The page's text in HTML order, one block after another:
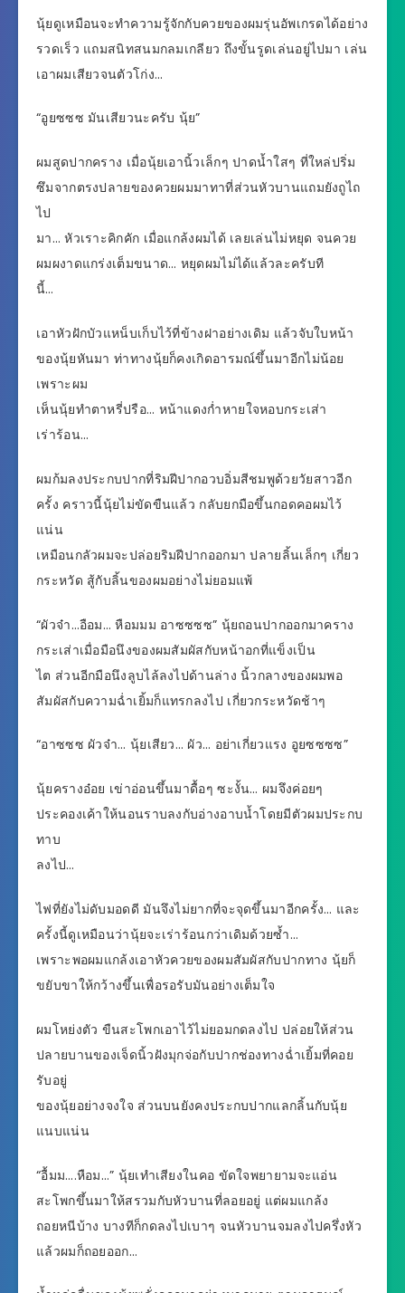
นุ้ยดูเหมือนจะทำความรู้จักกับควยของผมรุ่นอัพเกรดได้อย่าง
รวดเร็ว แถมสนิทสนมกลมเกลียว ถึงขั้นรูดเล่นอยู่ไปมา เล่น
เอาผมเสียวจนตัวโก่ง…
“อูยซซซ มันเสียวนะครับ นุ้ย”
ผมสูดปากคราง เมื่อนุ้ยเอานิ้วเล็กๆ ปาดน้ำใสๆ ที่ใหล่ปริ่ม
ซึมจากตรงปลายของควยผมมาทาที่ส่วนหัวบานแถมยังถูไถ
ไป
มา… หัวเราะคิกคัก เมื่อแกล้งผมได้ เลยเล่นไม่หยุด จนควย
ผมผงาดแกร่งเต็มขนาด… หยุดผมไม่ได้แล้วละครับที
นี้…
เอาหัวฝักบัวแหน็บเก็บไว้ที่ข้างฝาอย่างเดิม แล้วจับใบหน้า
ของนุ้ยหันมา ท่าทางนุ้ยก็คงเกิดอารมณ์ขึ้นมาอีกไม่น้อย
เพราะผม
เห็นนุ้ยทำตาหรี่ปรือ… หน้าแดงก่ำหายใจหอบกระเส่า
เร่าร้อน…
ผมก้มลงประกบปากที่ริมฝีปากอวบอิ่มสีชมพูด้วยวัยสาวอีก
ครั้ง คราวนี้นุ้ยไม่ขัดขืนแล้ว กลับยกมือขึ้นกอดคอผมไว้
แน่น
เหมือนกลัวผมจะปล่อยริมฝีปากออกมา ปลายลิ้นเล็กๆ เกี่ยว
กระหวัด สู้กับลิ้นของผมอย่างไม่ยอมแพ้
“ผัวจ๋า…อือม… หือมมม อาซซซซ” นุ้ยถอนปากออกมาคราง
กระเส่าเมื่อมือนึงของผมสัมผัสกับหน้าอกที่แข็งเป็น
ไต ส่วนอีกมือนึงลูบไล้ลงไปด้านล่าง นิ้วกลางของผมพอ
สัมผัสกับความฉ่ำเยิ้มก็แทรกลงไป เกี่ยวกระหวัดช้าๆ
“อาซซซ ผัวจ๋า… นุ้ยเสียว… ผัว… อย่าเกี่ยวแรง อูยซซซซ”
นุ้ยครางอ๋อย เข่าอ่อนขึ้นมาดื้อๆ ซะงั้น… ผมจึงค่อยๆ
ประคองเค้าให้นอนราบลงกับอ่างอาบน้ำโดยมีตัวผมประกบ
ทาบ
ลงไป…
ไฟที่ยังไม่ดับมอดดี มันจึงไม่ยากที่จะจุดขึ้นมาอีกครั้ง… และ
ครั้งนี้ดูเหมือนว่านุ้ยจะเร่าร้อนกว่าเดิมด้วยซ้ำ…
เพราะพอผมแกล้งเอาหัวควยของผมสัมผัสกับปากทาง นุ้ยก็
ขยับขาให้กว้างขึ้นเพื่อรอรับมันอย่างเต็มใจ
ผมโหย่งตัว ขืนสะโพกเอาไว้ไม่ยอมกดลงไป ปล่อยให้ส่วน
ปลายบานของเจ็ดนิ้วฝังมุกจ่อกับปากช่องทางฉ่ำเยิ้มที่คอย
รับอยู่
ของนุ้ยอย่างจงใจ ส่วนบนยังคงประกบปากแลกลิ้นกับนุ้ย
แนบแน่น
“อื้มม….หือม…” นุ้ยเทำเสียงในคอ ขัดใจพยายามจะแอ่น
สะโพกขึ้นมาให้สรวมกับหัวบานที่ลอยอยู่ แต่ผมแกล้ง
ถอยหนีบ้าง บางทีก็กดลงไปเบาๆ จนหัวบานจมลงไปครึ่งหัว
แล้วผมก็ถอยออก…